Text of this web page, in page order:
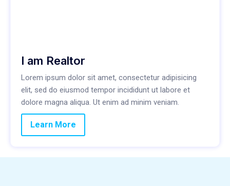
I am Realtor
Lorem ipsum dolor sit amet, consectetur adipisicing
elit, sed do eiusmod tempor incididunt ut labore et
dolore magna aliqua. Ut enim ad minim veniam.
Learn More